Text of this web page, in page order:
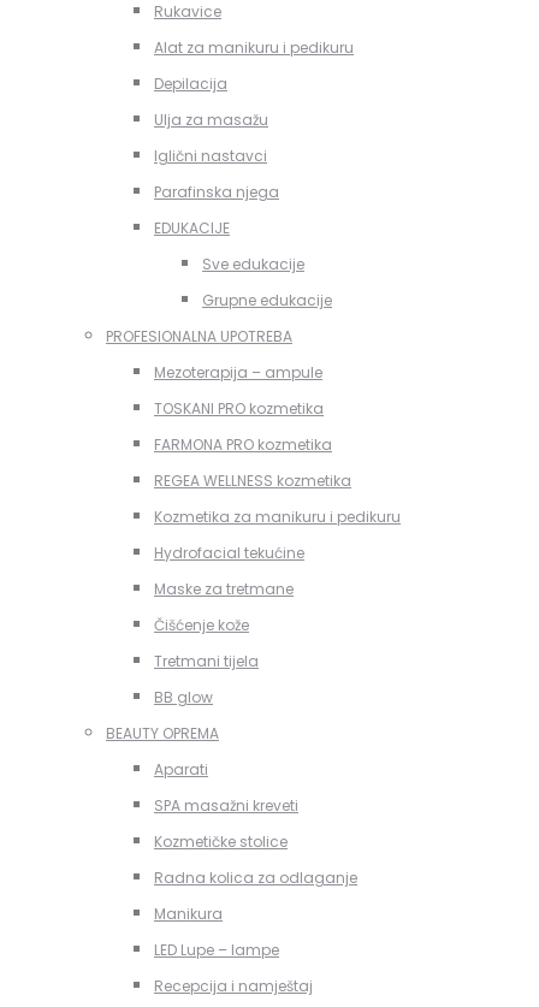
Rukavice
Alat za manikuru i pedikuru
Depilacija
Ulja za masažu
Iglični nastavci
Parafinska njega
EDUKACIJE
Sve edukacije
Grupne edukacije
PROFESIONALNA UPOTREBA
Mezoterapija – ampule
TOSKANI PRO kozmetika
FARMONA PRO kozmetika
REGEA WELLNESS kozmetika
Kozmetika za manikuru i pedikuru
Hydrofacial tekućine
Maske za tretmane
Čišćenje kože
Tretmani tijela
BB glow
BEAUTY OPREMA
Aparati
SPA masažni kreveti
Kozmetičke stolice
Radna kolica za odlaganje
Manikura
LED Lupe – lampe
Recepcija i namještaj